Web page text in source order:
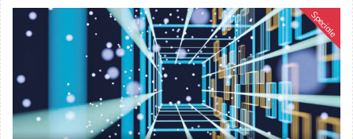
Speciale